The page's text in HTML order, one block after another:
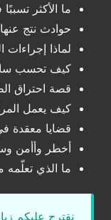
ما الأكثر
حوادث نتج
لماذا
كيف تحسب
قصة احتراق
كيف يعمل
قضايا معقدة
أخطر وأأمن
ما الذي
نقترح عليكم